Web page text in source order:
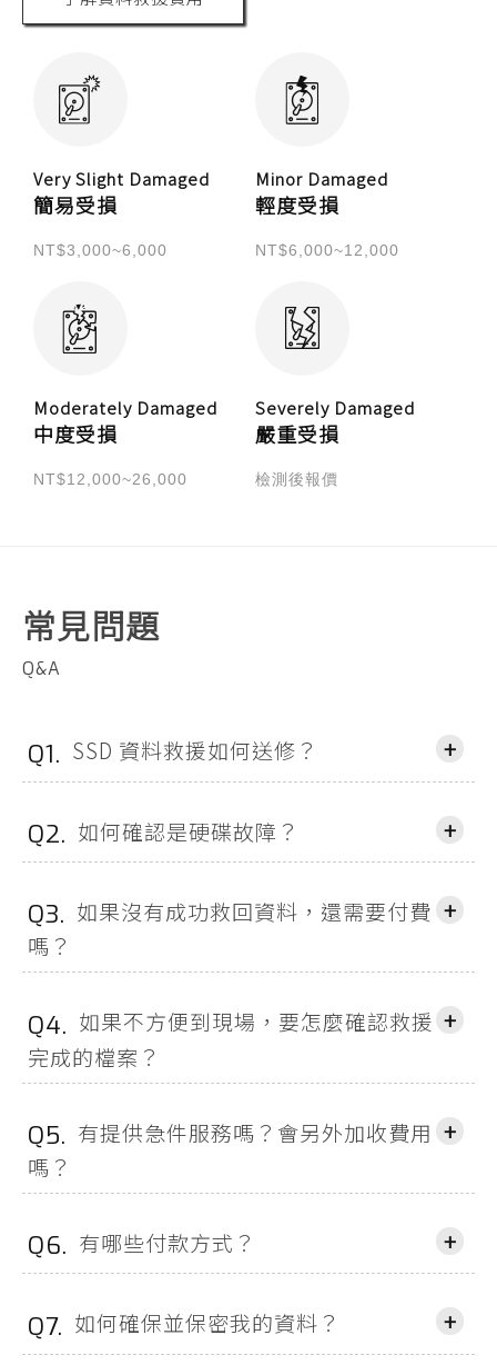
Very Slight Damaged
簡易受損
NT$3,000~6,000
Minor Damaged
輕度受損
NT$6,000~12,000
Moderately Damaged
中度受損
NT$12,000~26,000
Severely Damaged
嚴重受損
檢測後報價
常見問題
Q&A
Q1. SSD 資料救援如何送修？ +
Q2. 如何確認是硬碟故障？ +
Q3. 如果沒有成功救回資料，還需要付費
嗎？
+
Q4. 如果不方便到現場，要怎麼確認救援
完成的檔案？
+
Q5. 有提供急件服務嗎？會另外加收費用
嗎？
+
Q6. 有哪些付款方式？ +
Q7. 如何確保並保密我的資料？ +